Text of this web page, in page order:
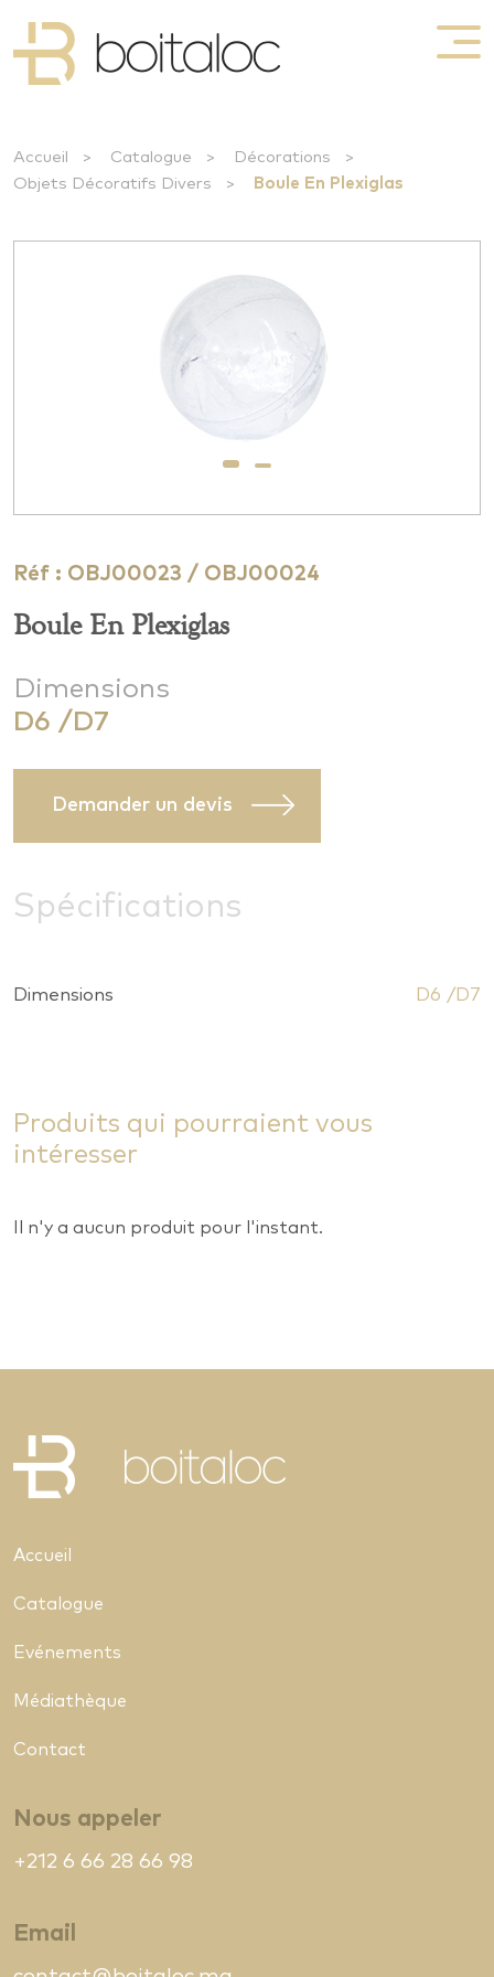
Accueil > Catalogue > Décorations
>
Objets Décoratifs Divers
> Boule En Plexiglas
Réf : OBJ00023 / OBJ00024
Boule En Plexiglas
Dimensions
D6 /D7
Demander un devis
Spécifications
Dimensions D6 /D7
Produits qui pourraient vous
intéresser
Il n'y a aucun produit pour l'instant.
Accueil
Catalogue
Evénements
Médiathèque
Contact
Nous appeler
+212 6 66 28 66 98
Email